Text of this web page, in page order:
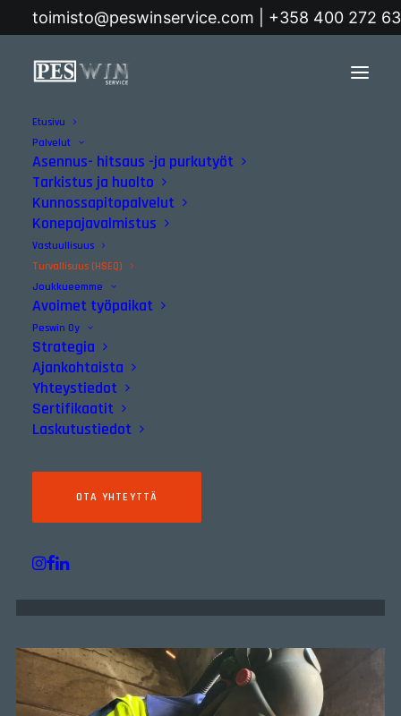
toimisto@peswinservice.com | +358 400 272
Etusivu
Palvelut
Asennus- hitsaus -ja purkutyöt
Tarkistus ja huolto
Kunnossapitopalvelut
Konepajavalmistus
Vastuullisuus
Turvallisuus (HSEQ)
Joukkueemme
Avoimet työpaikat
Peswin Oy
Strategia
Ajankohtaista
Yhteystiedot
Sertifikaatit
Laskutustiedot
OTA YHTEYTTÄ
Etusivu
Turvallisuudesta emme
tingi!
Sanoista tekoihin
Asenne
Koulutukset ja pätevyydet